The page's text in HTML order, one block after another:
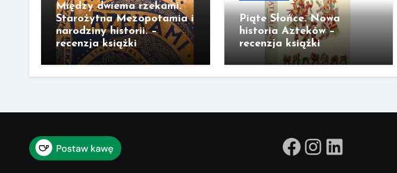
Między dwiema rzekami.
Starożytna Mezopotamia i
narodziny historii. –
recenzja książki
Piąte Słońce. Nowa
historia Azteków –
recenzja książki
Facebook
Instagram
LinkedIn